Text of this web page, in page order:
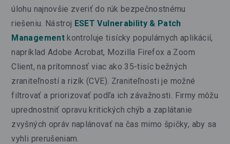
úlohu najnovšie zveriť do rúk bezpečnostnému
riešeniu. Nástroj ESET Vulnerability & Patch
Managementkontroluje tisícky populárnych aplikácií,
napríklad Adobe Acrobat, Mozilla Firefox a Zoom
Client, na prítomnosť viac ako 35-tisíc bežných
zraniteľností a rizík (CVE). Zraniteľnosti je možné
filtrovať a priorizovať podľa ich závažnosti. Firmy môžu
uprednostniť opravu kritických chýb a zaplátanie
zvyšných opráv naplánovať na čas mimo špičky, aby sa
vyhli prerušeniam.